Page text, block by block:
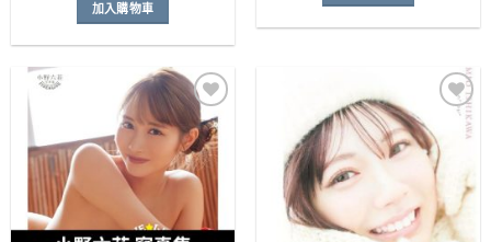
加入購物車
Add to
Wishlist
Add to
Wishlist